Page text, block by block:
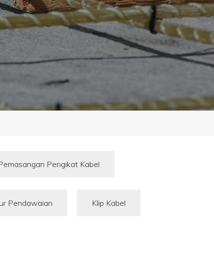
Pengikat Kabel
Pendawaian Klip Kabel